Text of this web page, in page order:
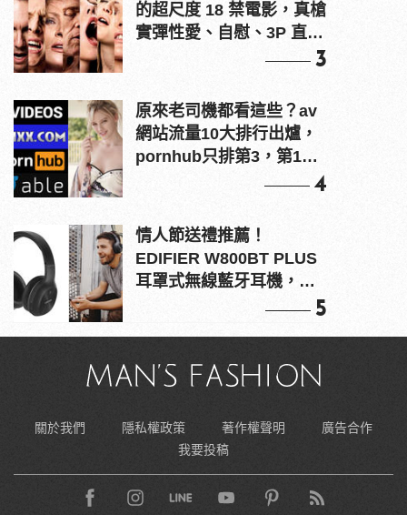
的超尺度 18 禁電影，真槍
實彈性愛、自慰、3P 直接
3
原來老司機都看這些？av
網站流量10大排行出爐，
pornhub只排第3，第1名
4
情人節送禮推薦！
EDIFIER W800BT PLUS
耳罩式無線藍牙耳機，在
5
關於我們 隱私權政策 著作權聲明
廣告合作
我要投稿